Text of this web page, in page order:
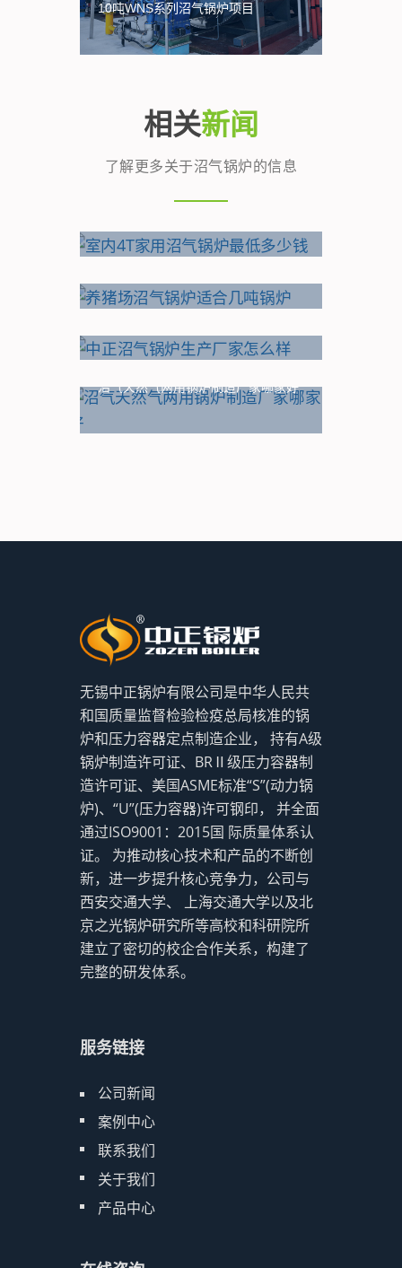
10吨WNS系列沼气锅炉项目
相关新闻
了解更多关于沼气锅炉的信息
养猪场沼气锅炉适合几吨锅炉
中正沼气锅炉生产厂家怎么样
沼气天然气两用锅炉制造厂家哪家好
无锡中正锅炉有限公司是中华人民共
和国质量监督检验检疫总局核准的锅
炉和压力容器定点制造企业， 持有A级
锅炉制造许可证、BRⅡ级压力容器制
造许可证、美国ASME标准“S”(动力锅
炉)、“U”(压力容器)许可钢印， 并全面
通过ISO9001：2015国 际质量体系认
证。 为推动核心技术和产品的不断创
新，进一步提升核心竞争力，公司与
西安交通大学、 上海交通大学以及北
京之光锅炉研究所等高校和科研院所
建立了密切的校企合作关系，构建了
完整的研发体系。
服务链接
公司新闻
案例中心
联系我们
关于我们
产品中心